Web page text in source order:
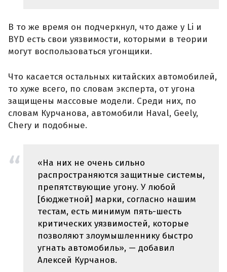
В то же время он подчеркнул, что даже у Li и
BYD есть свои уязвимости, которыми в теории
могут воспользоваться угонщики.
Что касается остальных китайских автомобилей,
то хуже всего, по словам эксперта, от угона
защищены массовые модели. Среди них, по
словам Курчанова, автомобили Haval, Geely,
Chery и подобные.
«На них не очень сильно
распространяются защитные системы,
препятствующие угону. У любой
[бюджетной] марки, согласно нашим
тестам, есть минимум пять-шесть
критических уязвимостей, которые
позволяют злоумышленнику быстро
угнать автомобиль», — добавил
Алексей Курчанов.